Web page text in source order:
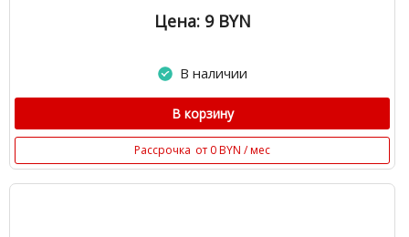
Цена: 9 BYN
В наличии
В корзину
Рассрочка от 0 BYN / мес